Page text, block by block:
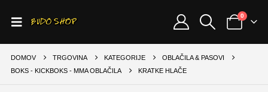
0
DOMOV TRGOVINA KATEGORIJE
OBLAČILA & PASOVI
BOKS - KICKBOKS - MMA OBLAČILA
KRATKE HLAČE